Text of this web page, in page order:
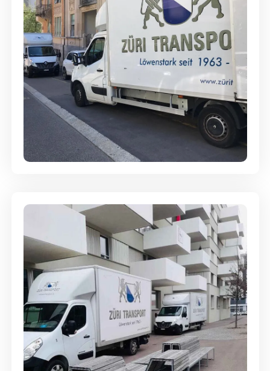
Full-Service - Für Privatumzüge